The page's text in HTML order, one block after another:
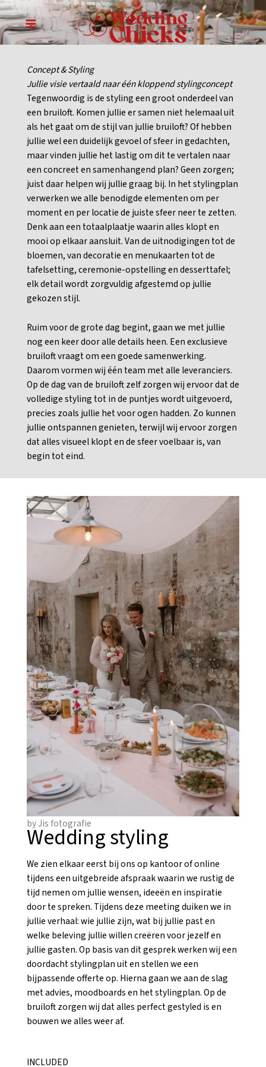
Ga
naar
de
MAIN
Concept & Styling
Jullie visie vertaald naar één kloppend stylingconcept
Tegenwoordig is de styling een groot onderdeel van
een bruiloft. Komen jullie er samen niet helemaal uit
als het gaat om de stijl van jullie bruiloft? Of hebben
jullie wel een duidelijk gevoel of sfeer in gedachten,
maar vinden jullie het lastig om dit te vertalen naar
een concreet en samenhangend plan? Geen zorgen;
juist daar helpen wij jullie graag bij. In het stylingplan
verwerken we alle benodigde elementen om per
moment en per locatie de juiste sfeer neer te zetten.
Denk aan een totaalplaatje waarin alles klopt en
mooi op elkaar aansluit. Van de uitnodigingen tot de
bloemen, van decoratie en menukaarten tot de
tafelsetting, ceremonie-opstelling en desserttafel;
elk detail wordt zorgvuldig afgestemd op jullie
gekozen stijl.
Ruim voor de grote dag begint, gaan we met jullie
nog een keer door alle details heen. Een exclusieve
bruiloft vraagt om een goede samenwerking.
Daarom vormen wij één team met alle leveranciers.
Op de dag van de bruiloft zelf zorgen wij ervoor dat de
volledige styling tot in de puntjes wordt uitgevoerd,
precies zoals jullie het voor ogen hadden. Zo kunnen
jullie ontspannen genieten, terwijl wij ervoor zorgen
dat alles visueel klopt en de sfeer voelbaar is, van
begin tot eind.
by Jis fotografie
Wedding styling
We zien elkaar eerst bij ons op kantoor of online
tijdens een uitgebreide afspraak waarin we rustig de
tijd nemen om jullie wensen, ideeën en inspiratie
door te spreken. Tijdens deze meeting duiken we in
jullie verhaal: wie jullie zijn, wat bij jullie past en
welke beleving jullie willen creëren voor jezelf en
jullie gasten. Op basis van dit gesprek werken wij een
doordacht stylingplan uit en stellen we een
bijpassende offerte op. Hierna gaan we aan de slag
met advies, moodboards en het stylingplan. Op de
bruiloft zorgen wij dat alles perfect gestyled is en
bouwen we alles weer af.
INCLUDED